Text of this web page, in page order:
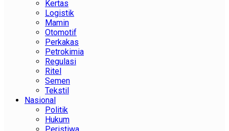
Kertas
Logistik
Mamin
Otomotif
Perkakas
Petrokimia
Regulasi
Ritel
Semen
Tekstil
Nasional
Politik
Hukum